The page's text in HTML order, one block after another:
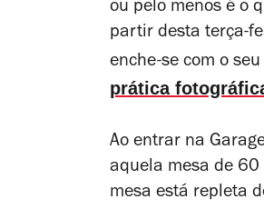
ou pelo menos é o
partir desta terça-
enche-se com o
prática
Ao entrar na
aquela mesa de 60
mesa está repleta